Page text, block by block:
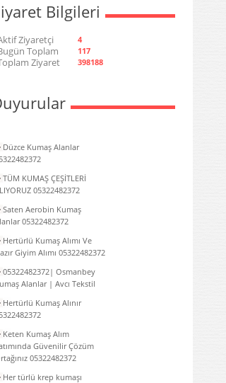
Bilgileri
Ziyaretçi 4
Toplam 117
Ziyaret 398188
Düzce Kumaş Alanlar
TÜM KUMAŞ ÇEŞİTLERİ
05322482372
Saten Aerobin Kumaş
05322482372
Hertürlü Kumaş Alımı Ve
Giyim Alımı 05322482372
05322482372| Osmanbey
Alanlar | Avcı Tekstil
Hertürlü Kumaş Alınır
Keten Kumaş Alım
Güvenilir Çözüm
05322482372
Her türlü krep kumaşı